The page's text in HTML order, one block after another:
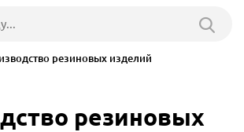
резиновых изделий
резиновых